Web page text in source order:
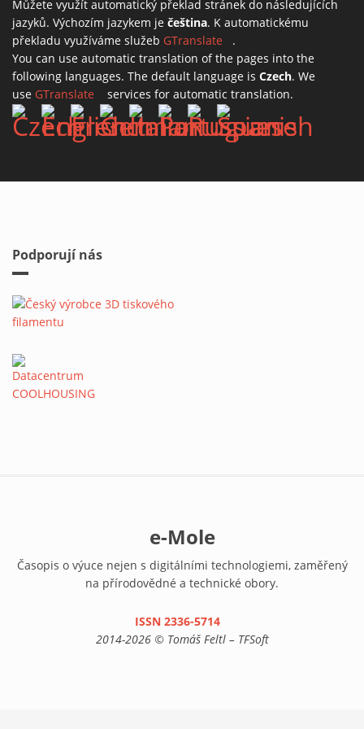
Můžete využít automatický překlad stránek do následujících
jazyků. Výchozím jazykem je čeština. K automatickému
překladu využíváme služeb GTranslate (link is external)
.
You can use automatic translation of the pages into the
following languages. The default language is Czech. We
use GTranslate (link is external)
services for automatic translation.
Podporují nás
e-Mole
Časopis o výuce nejen s digitálními technologiemi, zaměřený
na přírodovědné a technické obory.
ISSN 2336-5714(link is external)
2014-2026 © Tomáš Feltl – TFSoft